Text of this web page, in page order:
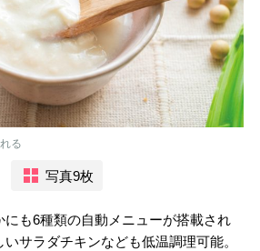
る
写真9枚
にも6種類の自動メニューが搭載され
サラダチキンなども低温調理可能。